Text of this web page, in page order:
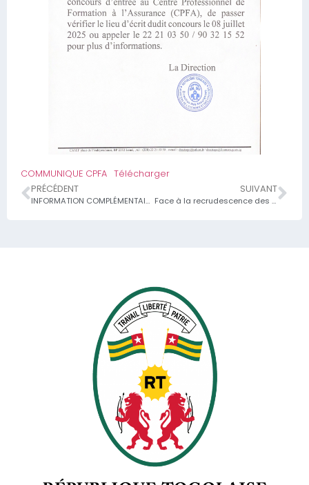
COMMUNIQUE CPFA Télécharger
PRÉCÉDENT
INFORMATION COMPLÉMENTAIRE CONCERNANT LE LIEU D’ÉCRIT DU CONCOURS D’ENTRÉE AU CENTRE PROFESSIONNEL DE FORMATION A L’ASSURANCE (CPFA), 27ÈME PROMOTION DU CYCLE DT-A 2025-2027
SUIVANT
Face à la recrudescence des faux communiqués des arnaqueurs qui se prennent pour de potentiels investisseurs, le Ministère de l’Économie et des Finances revient à la charge à travers ce communiqué pour appeler le public à la vigilance.